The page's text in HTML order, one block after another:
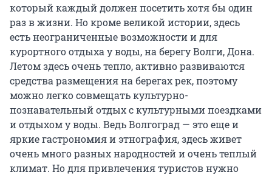
который каждый должен посетить хотя бы один
раз в жизни. Но кроме великой истории, здесь
есть неограниченные возможности и для
курортного отдыха у воды, на берегу Волги, Дона.
Летом здесь очень тепло, активно развиваются
средства размещения на берегах рек, поэтому
можно легко совмещать культурно-
познавательный отдых с культурными поездками
и отдыхом у воды. Ведь Волгоград — это еще и
яркие гастрономия и этнография, здесь живет
очень много разных народностей и очень теплый
климат. Но для привлечения туристов нужно